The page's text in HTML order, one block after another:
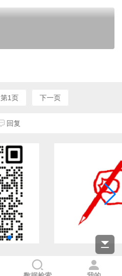
第1页 下一页
回复